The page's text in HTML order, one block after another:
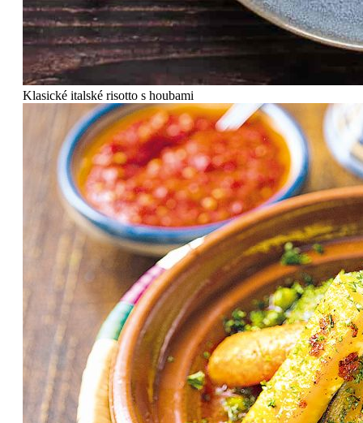
Klasické italské risotto s houbami